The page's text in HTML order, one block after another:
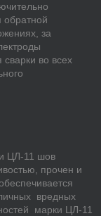
обратной
за
во всех
ЦЛ-11 шов
прочен и
вредных
марки ЦЛ-11